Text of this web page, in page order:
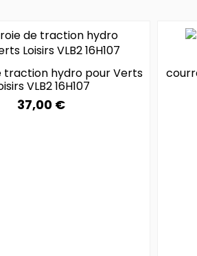
traction hydro pour Verts
VLB2 16H107
37,00 €